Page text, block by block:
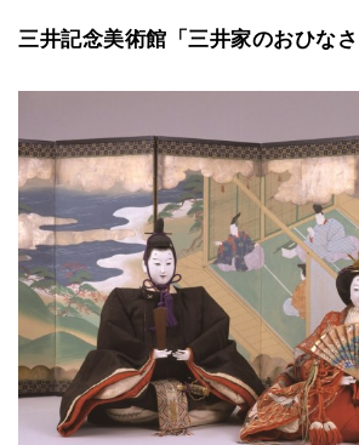
三井記念美術館「三井家のおひなさ